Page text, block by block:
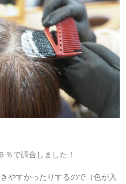
％で調合しました！
やすかったりするので（色が入